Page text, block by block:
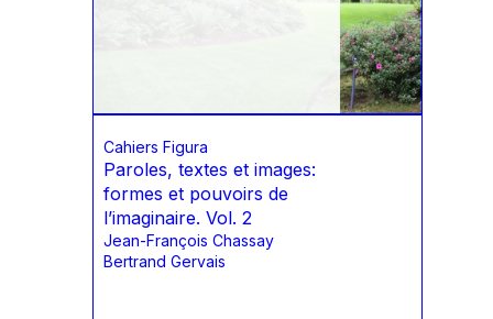
Cahiers Figura
Paroles, textes et images:
formes et pouvoirs de
l’imaginaire. Vol. 2
Jean-François Chassay
Bertrand Gervais